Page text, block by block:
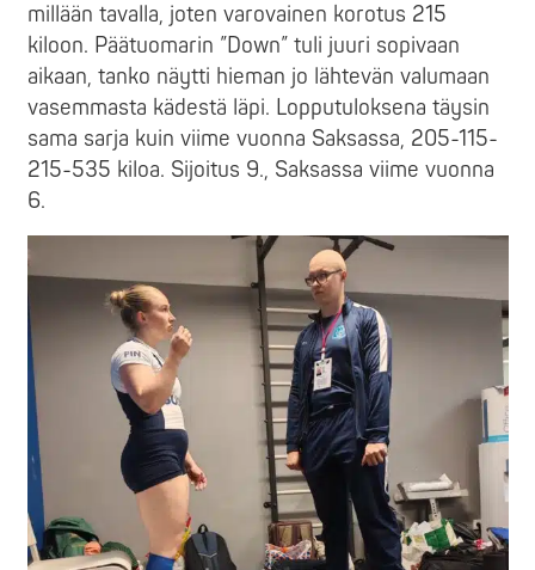
millään tavalla, joten varovainen korotus 215
kiloon. Päätuomarin ”Down” tuli juuri sopivaan
aikaan, tanko näytti hieman jo lähtevän valumaan
vasemmasta kädestä läpi. Lopputuloksena täysin
sama sarja kuin viime vuonna Saksassa, 205-115-
215-535 kiloa. Sijoitus 9., Saksassa viime vuonna
6.